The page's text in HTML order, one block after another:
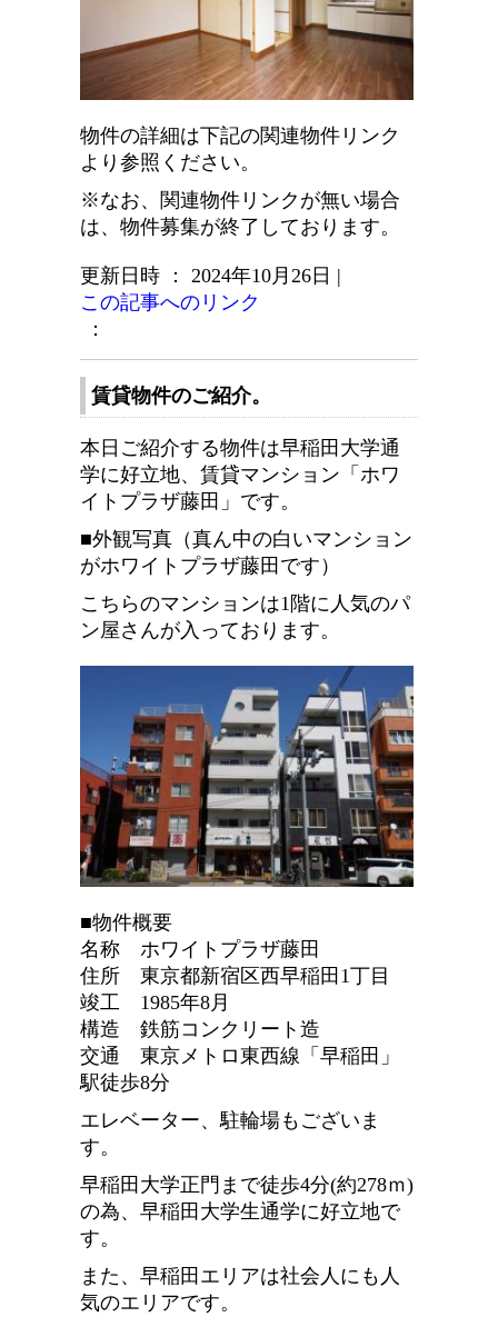
物件の詳細は下記の関連物件リンク
より参照ください。
※なお、関連物件リンクが無い場合
は、物件募集が終了しております。
更新日時 ： 2024年10月26日 |
この記事へのリンク
：
賃貸物件のご紹介。
本日ご紹介する物件は早稲田大学通
学に好立地、賃貸マンション「ホワ
イトプラザ藤田」です。
■外観写真（真ん中の白いマンション
がホワイトプラザ藤田です）
こちらのマンションは1階に人気のパ
ン屋さんが入っております。
■物件概要
名称 ホワイトプラザ藤田
住所 東京都新宿区西早稲田1丁目
竣工 1985年8月
構造 鉄筋コンクリート造
交通 東京メトロ東西線「早稲田」
駅徒歩8分
エレベーター、駐輪場もございま
す。
早稲田大学正門まで徒歩4分(約278ｍ)
の為、早稲田大学生通学に好立地で
す。
また、早稲田エリアは社会人にも人
気のエリアです。